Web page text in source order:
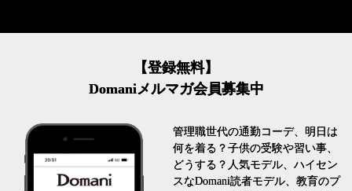
【登録無料】
Domaniメルマガ会員募集中
管理職世代の通勤コーデ、明日は
何を着る？子供の受験や習い事、
どうする？人気モデル、ハイセン
スなDomani読者モデル、教育のプ